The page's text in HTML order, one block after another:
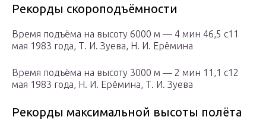
Рекорды скороподъёмности
Время подъёма на высоту 6000 м — 4 мин 46,5 с11
мая 1983 года, Т. И. Зуева, Н. И. Ерёмина
Время подъёма на высоту 3000 м — 2 мин 11,1 с12
мая 1983 года, Н. И. Ерёмина, Т. И. Зуева
Рекорды максимальной высоты полёта